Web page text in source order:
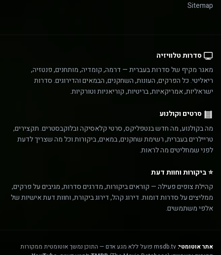
Sitemap
סדרות טלוויזיה
מאגר מקיף של סדרות בעברית — דרמה, קומדיה, מותחנים, פנטזיה,
ריאליטי. כל הפרקים, העונות, השחקנים, הבמאים והדירוגים. סדרות
ישראליות, אמריקאיות, בריטיות, קוריאניות וטורקיות.
סרטים וקולנוע
מה בקולנוע, מה חדש בנטפליקס, סרטי קלאסיקה ובלוקבסטרים. תקצירים,
טריילרים בעברית, רשימת שחקנים, במאים, ביקורות וכל מה שצריך לדעת
לפני שמחליטים מה לראות.
⭐ ביקורות וחוות דעת
קהילת צופים פעילה — קוראים ביקורות, מדרגים סדרות, מגיבים על פרקים,
ממליצים על סדרות דומות. דירוג קהל, דירוג ביקורת, וחוות דעת אישיות של
אלפי משתמשים.
אתר אוטומטי:
msdb.tv פועל ללא מגע אדם — התוכן נמשך אוטומטית ממקורות